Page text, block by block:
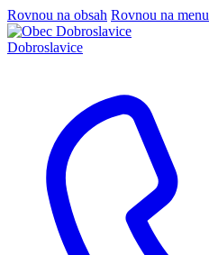
Rovnou na obsah Rovnou na menu
Dobroslavice